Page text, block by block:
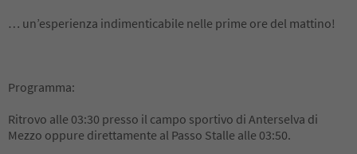
… un’esperienza indimenticabile nelle prime ore del mattino!
Programma:
Ritrovo alle 03:30 presso il campo sportivo di Anterselva di
Mezzo oppure direttamente al Passo Stalle alle 03:50.